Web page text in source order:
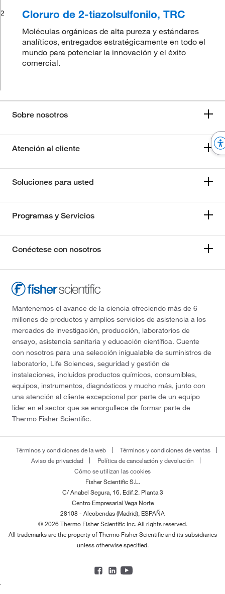
2
Cloruro de 2-tiazolsulfonilo, TRC
Moléculas orgánicas de alta pureza y estándares
analíticos, entregados estratégicamente en todo el
mundo para potenciar la innovación y el éxito
comercial.
Sobre nosotros
Atención al cliente
Soluciones para usted
Programas y Servicios
Conéctese con nosotros
Mantenemos el avance de la ciencia ofreciendo más de 6
millones de productos y amplios servicios de asistencia a los
mercados de investigación, producción, laboratorios de
ensayo, asistencia sanitaria y educación científica. Cuente
con nosotros para una selección inigualable de suministros de
laboratorio, Life Sciences, seguridad y gestión de
instalaciones, incluidos productos químicos, consumibles,
equipos, instrumentos, diagnósticos y mucho más, junto con
una atención al cliente excepcional por parte de un equipo
líder en el sector que se enorgullece de formar parte de
Thermo Fisher Scientific.
Términos y condiciones de la web
Términos y condiciones de ventas
Aviso de privacidad
Política de cancelación y devolución
Cómo se utilizan las cookies
Fisher Scientific S.L.
C/ Anabel Segura, 16. Edif.2. Planta 3
Centro Empresarial Vega Norte
28108 - Alcobendas (Madrid), ESPAÑA
© 2026 Thermo Fisher Scientific Inc. All rights reserved.
All trademarks are the property of Thermo Fisher Scientific and its subsidiaries
unless otherwise specified.